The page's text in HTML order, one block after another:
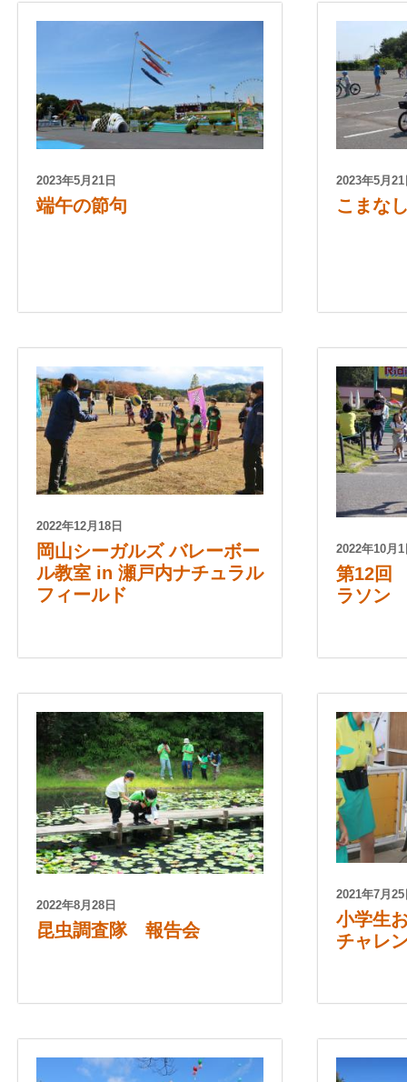
2023年5月21日
端午の節句
2023年5月21
こまな
2022年12月18日
岡山シーガルズ バレーボー
ル教室 in 瀬戸内ナチュラル
フィールド
2022年10月1
第12回
ラソン
2022年8月28日
昆虫調査隊 報告会
2021年7月25
小学生
チャレ